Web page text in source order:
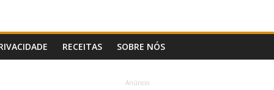
RECEITAS SOBRE NÓS
Anúncio